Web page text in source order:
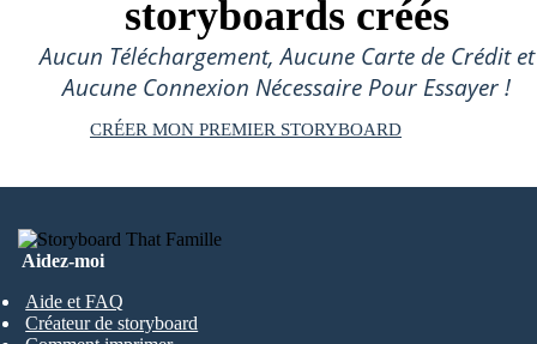
storyboards créés
Aucun Téléchargement, Aucune Carte de Crédit et
Aucune Connexion Nécessaire Pour Essayer !
CRÉER MON PREMIER STORYBOARD
Aidez-moi
Aide et FAQ
Créateur de storyboard